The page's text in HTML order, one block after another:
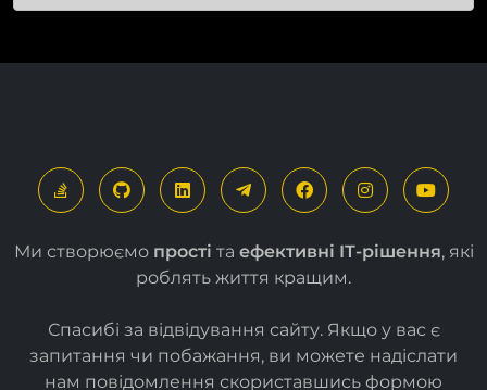
Ми створюємо прості та ефективні ІТ-рішення, які
роблять життя кращим.
Спасибі за відвідування сайту. Якщо у вас є
запитання чи побажання, ви можете надіслати
нам повідомлення скориставшись формою